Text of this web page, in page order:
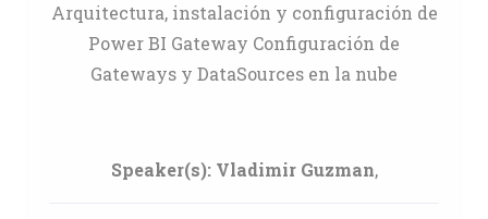
Arquitectura, instalación y configuración de
Power BI Gateway Configuración de
Gateways y DataSources en la nube
Speaker(s): Vladimir Guzman,